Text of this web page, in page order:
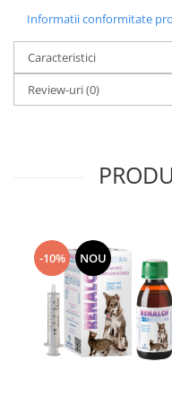
Informatii conformitate
Caracteristici
Review-uri(0)
-10% NOU